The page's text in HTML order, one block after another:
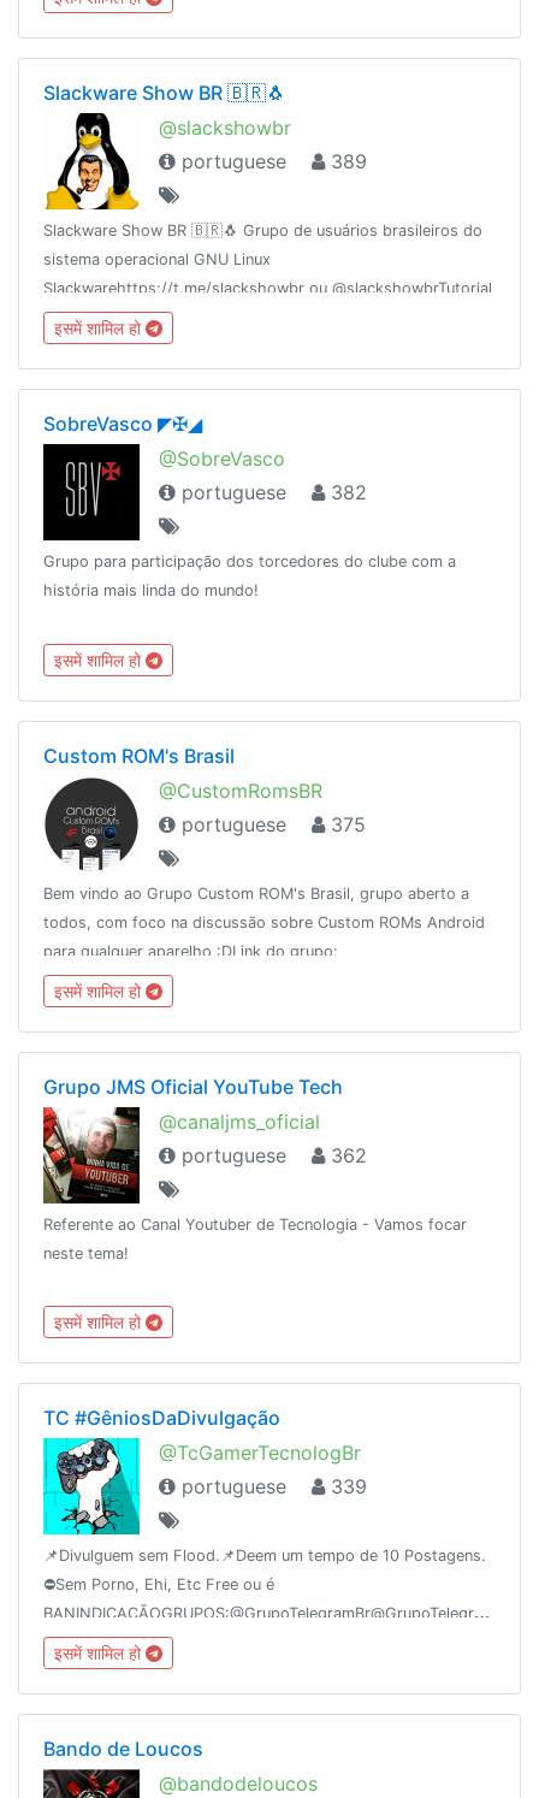
Slackware Show BR 🇧🇷🐧
@slackshowbr
portuguese
389
Slackware Show BR 🇧🇷🐧 Grupo de usuários brasileiros do
sistema operacional GNU Linux
Slackwarehttps://t.me/slackshowbr ou @slackshowbrTutorial
de Instalação Slackware
14.2https://www.youtube.com/watch?v=Rsa35PqM_dA
इसमें शामिल हो
SobreVasco ◤✠◢
@SobreVasco
portuguese
382
Grupo para participação dos torcedores do clube com a
história mais linda do mundo!
इसमें शामिल हो
Custom ROM's Brasil
@CustomRomsBR
portuguese
375
Bem vindo ao Grupo Custom ROM's Brasil, grupo aberto a
todos, com foco na discussão sobre Custom ROMs Android
para qualquer aparelho :DLink do grupo:
http://t.me/CustomRomsBR
इसमें शामिल हो
Grupo JMS Oficial YouTube Tech
@canaljms_oficial
portuguese
362
Referente ao Canal Youtuber de Tecnologia - Vamos focar
neste tema!
इसमें शामिल हो
TC #GêniosDaDivulgação
@TcGamerTecnologBr
portuguese
339
📌Divulguem sem Flood.📌Deem um tempo de 10 Postagens.
⛔️Sem Porno, Ehi, Etc Free ou é
/regras
इसमें शामिल हो
Bando de Loucos
@bandodeloucos